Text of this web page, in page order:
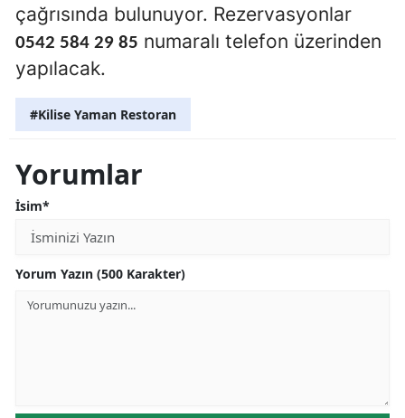
çağrısında bulunuyor. Rezervasyonlar
0542 584 29 85 numaralı telefon üzerinden
yapılacak.
#Kilise Yaman Restoran
Yorumlar
İsim*
Yorum Yazın (500 Karakter)